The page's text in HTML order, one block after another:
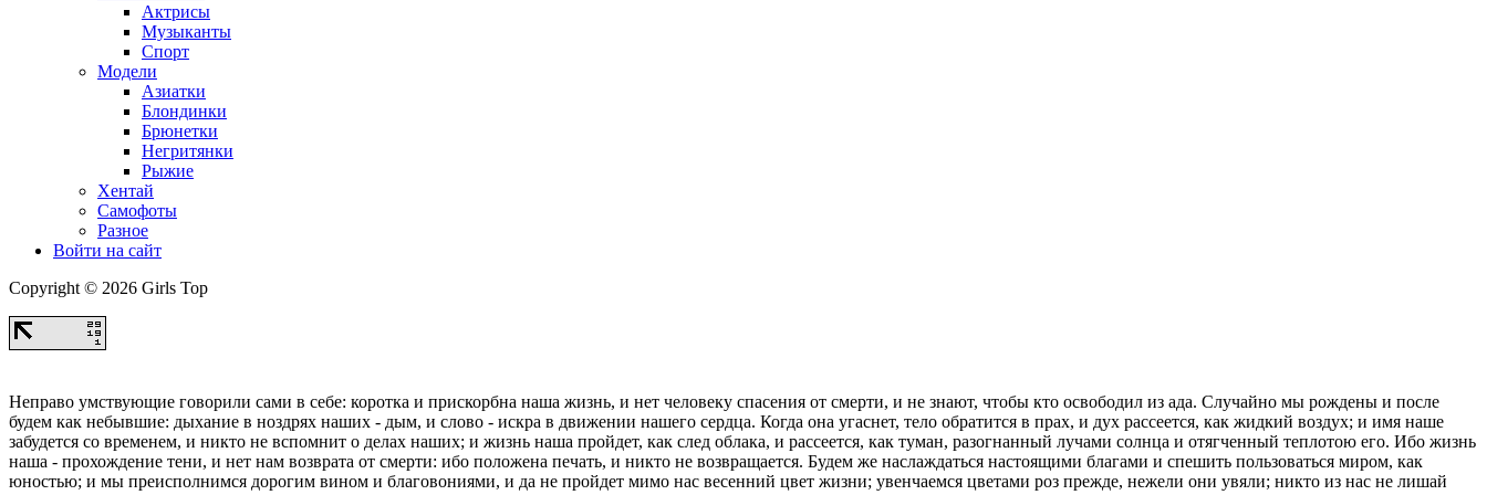
Актрисы
Музыканты
Спорт
Модели
Азиатки
Блондинки
Брюнетки
Негритянки
Рыжие
Хентай
Самофоты
Разное
Войти на сайт
Copyright © 2026 Girls Top
Неправо умствующие говорили сами в себе: коротка и прискорбна наша жизнь, и нет человеку спасения от смерти, и не знают, чтобы кто освободил из ада. Случайно мы рождены и после
будем как небывшие: дыхание в ноздрях наших - дым, и слово - искра в движении нашего сердца. Когда она угаснет, тело обратится в прах, и дух рассеется, как жидкий воздух; и имя наше
забудется со временем, и никто не вспомнит о делах наших; и жизнь наша пройдет, как след облака, и рассеется, как туман, разогнанный лучами солнца и отягченный теплотою его. Ибо жизнь
наша - прохождение тени, и нет нам возврата от смерти: ибо положена печать, и никто не возвращается. Будем же наслаждаться настоящими благами и спешить пользоваться миром, как
юностью; и мы преисполнимся дорогим вином и благовониями, и да не пройдет мимо нас весенний цвет жизни; увенчаемся цветами роз прежде, нежели они увяли; никто из нас не лишай